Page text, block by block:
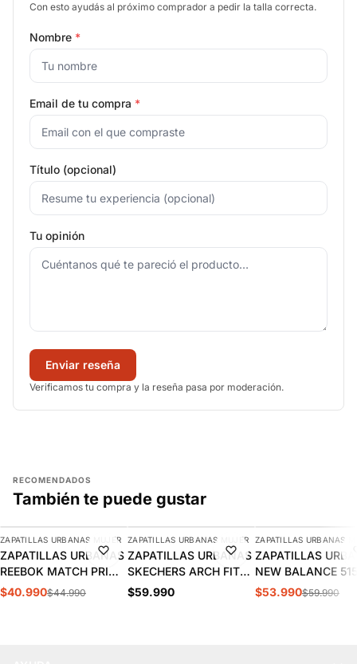
Con esto ayudás al próximo comprador a pedir la talla correcta.
Nombre *
Email de tu compra *
Título (opcional)
Tu opinión
Enviar reseña
Verificamos tu compra y la reseña pasa por moderación.
RECOMENDADOS
También te puede gustar
-9%
AGREGAR
ZAPATILLAS URBANAS MUJER
ZAPATILLAS URBANAS
REEBOK MATCH PRIME
V2 MUJER | 100261905
$40.990$44.990
AGREGAR
ZAPATILLAS URBANAS MUJER
ZAPATILLAS URBANAS
SKECHERS ARCH FIT
2.0 MUJER | 150051-
$59.990
-10%
ZAPATILLAS URBANAS
ZAPATILLAS
NEW BALANCE 515
MUJER |
$53.990$59.990